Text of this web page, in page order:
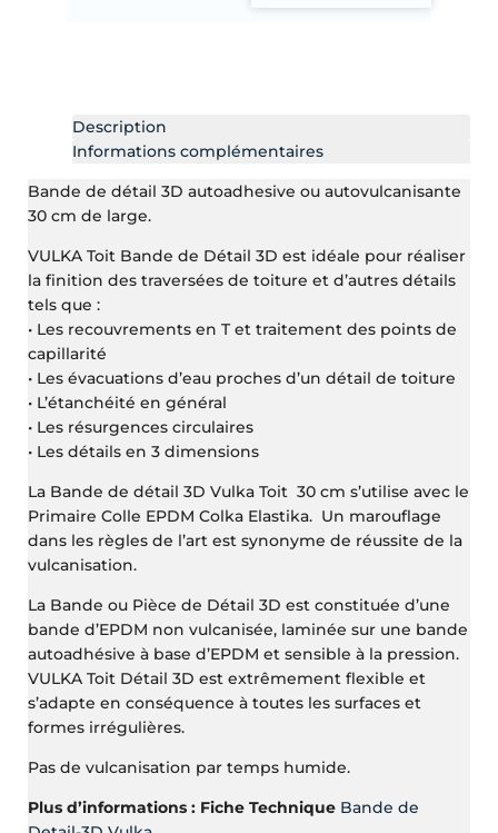
30cm
Description
Informations complémentaires
Bande de détail 3D autoadhesive ou autovulcanisante
30 cm de large.
VULKA Toit Bande de Détail 3D est idéale pour réaliser
la finition des traversées de toiture et d’autres détails
tels que :
• Les recouvrements en T et traitement des points de
capillarité
• Les évacuations d’eau proches d’un détail de toiture
• L’étanchéité en général
• Les résurgences circulaires
• Les détails en 3 dimensions
La Bande de détail 3D Vulka Toit 30 cm s’utilise avec le
Primaire Colle EPDM Colka Elastika. Un marouflage
dans les règles de l’art est synonyme de réussite de la
vulcanisation.
La Bande ou Pièce de Détail 3D est constituée d’une
bande d’EPDM non vulcanisée, laminée sur une bande
autoadhésive à base d’EPDM et sensible à la pression.
VULKA Toit Détail 3D est extrêmement flexible et
s’adapte en conséquence à toutes les surfaces et
formes irrégulières.
Pas de vulcanisation par temps humide.
Plus d’informations : Fiche Technique Bande de